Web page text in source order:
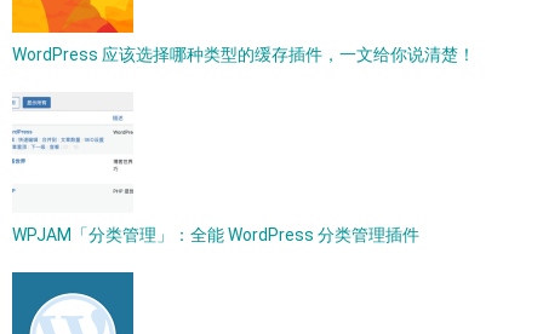
WordPress 应该选择哪种类型的缓存插件，一文给你说清楚！
WPJAM「分类管理」：全能 WordPress 分类管理插件